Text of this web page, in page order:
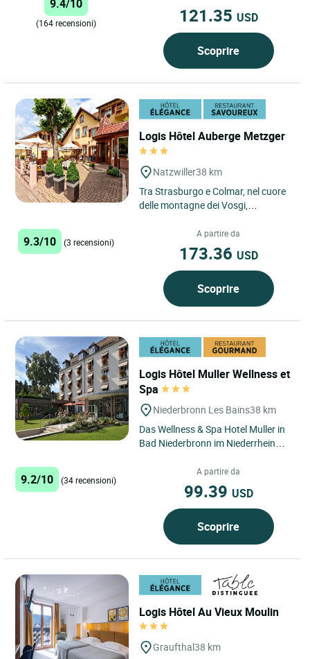
9.4/10
(164 recensioni) 121.35 USD
Scoprire
Logis Hôtel Auberge Metzger
Natzwiller38 km
Tra Strasburgo e Colmar, nel cuore
delle montagne dei Vosgi,
all'Hôtel Auberge Metzger,...
9.3/10 (3 recensioni)
A partire da
173.36 USD
Scoprire
Logis Hôtel Muller Wellness et
Spa
Niederbronn Les Bains38 km
Das Wellness & Spa Hotel Muller in
Bad Niederbronn im Niederrhein
Urlaub im Herzen des...
9.2/10 (34 recensioni)
A partire da
99.39 USD
Scoprire
Logis Hôtel Au Vieux Moulin
Graufthal38 km